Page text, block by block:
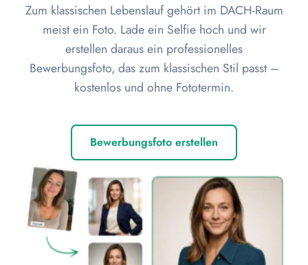
Zum klassischen Lebenslauf gehört im DACH-Raum
meist ein Foto. Lade ein Selfie hoch und wir
erstellen daraus ein professionelles
Bewerbungsfoto, das zum klassischen Stil passt –
kostenlos und ohne Fototermin.
Bewerbungsfoto erstellen